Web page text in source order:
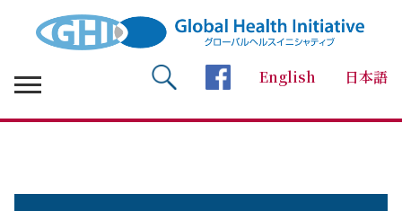
日本語
English
facebookページへ
検索 Search